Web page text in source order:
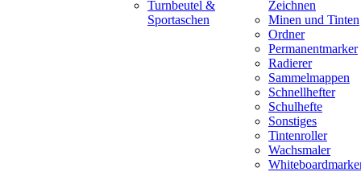
Turnbeutel &
Sportaschen
Zeichnen
Minen und Tinten
Ordner
Permanentmarker
Radierer
Sammelmappen
Schnellhefter
Schulhefte
Sonstiges
Tintenroller
Wachsmaler